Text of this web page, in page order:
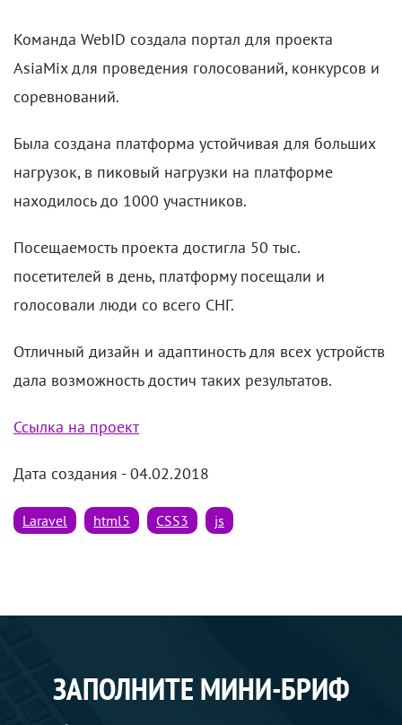
Команда WebID создала портал для проекта
AsiaMix для проведения голосований, конкурсов и
соревнований.
Была создана платформа устойчивая для больших
нагрузок, в пиковый нагрузки на платформе
находилось до 1000 участников.
Посещаемость проекта достигла 50 тыс.
посетителей в день, платформу посещали и
голосовали люди со всего СНГ.
Отличный дизайн и адаптиность для всех устройств
дала возможность достич таких результатов.
Ссылка на проект
Дата создания - 04.02.2018
Laravel html5 CSS3 js
ЗАПОЛНИТЕ МИНИ-БРИФ